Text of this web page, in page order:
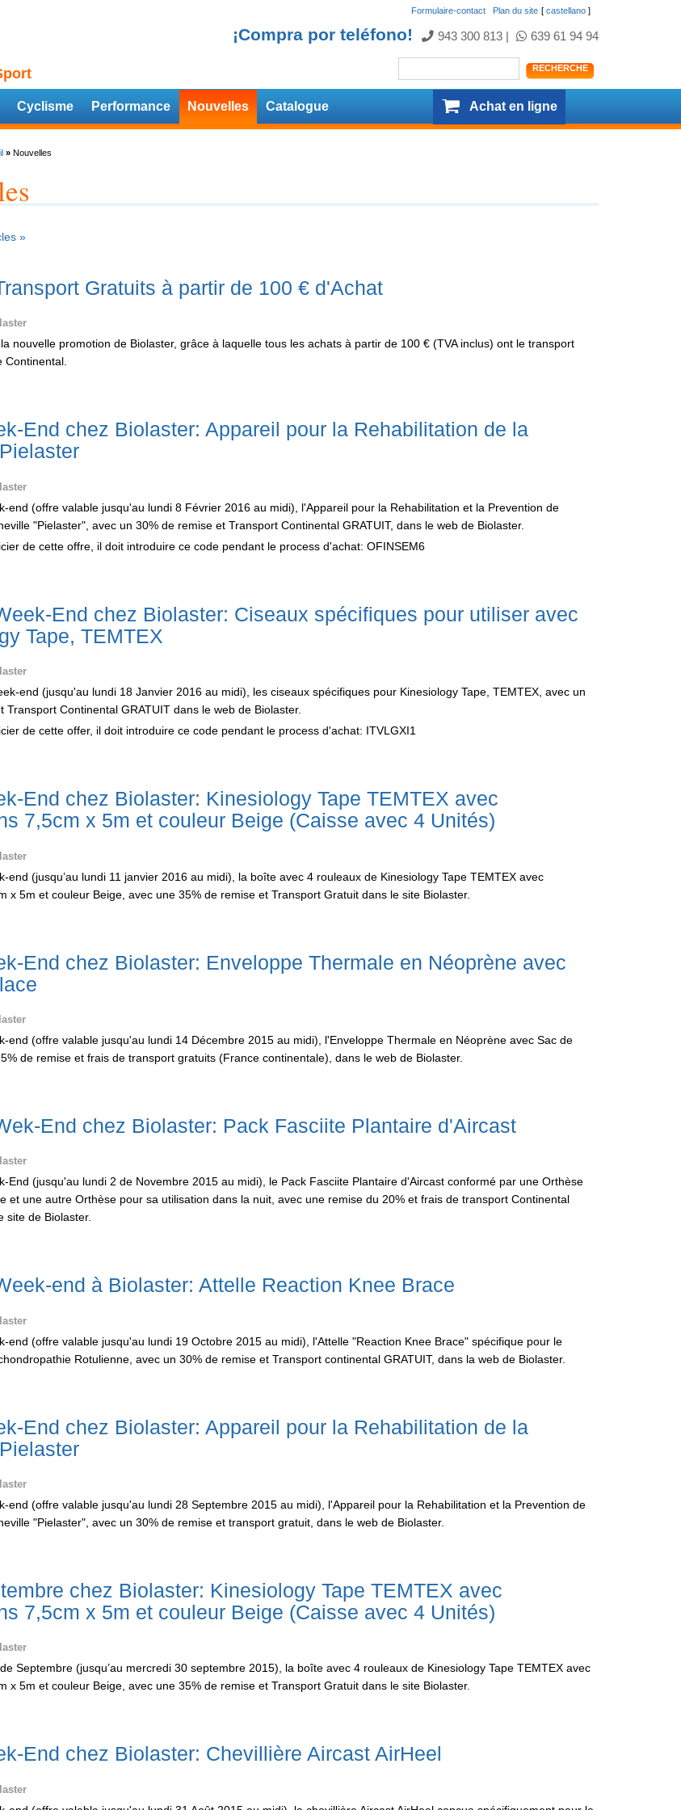
[ castellano ]
Formulaire-contact Plan du site
¡Compra por teléfono! 943 300 813 639 61 94 94
Cyclisme Performance Nouvelles Catalogue Achat en ligne
»Nouvelles
»
Gratuits à partir de 100 € d'Achat
nouvelle promotion de Biolaster, grâce à laquelle tous les achats à partir de 100 € (TVA inclus) ont le transport
Continental.
End chez Biolaster: Appareil pour la Rehabilitation de la
end (offre valable jusqu'au lundi 8 Février 2016 au midi), l'Appareil pour la Rehabilitation et la Prevention de
"Pielaster", avec un 30% de remise et Transport Continental GRATUIT, dans le web de Biolaster.
de cette offre, il doit introduire ce code pendant le process d'achat: OFINSEM6
End chez Biolaster: Ciseaux spécifiques pour utiliser avec
Tape, TEMTEX
end (jusqu'au lundi 18 Janvier 2016 au midi), les ciseaux spécifiques pour Kinesiology Tape, TEMTEX, avec un
Transport Continental GRATUIT dans le web de Biolaster.
de cette offer, il doit introduire ce code pendant le process d'achat: ITVLGXI1
End chez Biolaster: Kinesiology Tape TEMTEX avec
7,5cm x 5m et couleur Beige (Caisse avec 4 Unités)
end (jusqu’au lundi 11 janvier 2016 au midi), la boîte avec 4 rouleaux de Kinesiology Tape TEMTEX avec
x 5m et couleur Beige, avec une 35% de remise et Transport Gratuit dans le site Biolaster.
End chez Biolaster: Enveloppe Thermale en Néoprène avec
end (offre valable jusqu'au lundi 14 Décembre 2015 au midi), l'Enveloppe Thermale en Néoprène avec Sac de
de remise et frais de transport gratuits (France continentale), dans le web de Biolaster.
End chez Biolaster: Pack Fasciite Plantaire d'Aircast
End (jusqu'au lundi 2 de Novembre 2015 au midi), le Pack Fasciite Plantaire d'Aircast conformé par une Orthèse
et une autre Orthèse pour sa utilisation dans la nuit, avec une remise du 20% et frais de transport Continental
site de Biolaster.
end à Biolaster: Attelle Reaction Knee Brace
end (offre valable jusqu'au lundi 19 Octobre 2015 au midi), l'Attelle "Reaction Knee Brace" spécifique pour le
Rotulienne, avec un 30% de remise et Transport continental GRATUIT, dans la web de Biolaster.
End chez Biolaster: Appareil pour la Rehabilitation de la
end (offre valable jusqu'au lundi 28 Septembre 2015 au midi), l'Appareil pour la Rehabilitation et la Prevention de
"Pielaster", avec un 30% de remise et transport gratuit, dans le web de Biolaster.
chez Biolaster: Kinesiology Tape TEMTEX avec
7,5cm x 5m et couleur Beige (Caisse avec 4 Unités)
Septembre (jusqu’au mercredi 30 septembre 2015), la boîte avec 4 rouleaux de Kinesiology Tape TEMTEX avec
x 5m et couleur Beige, avec une 35% de remise et Transport Gratuit dans le site Biolaster.
End chez Biolaster: Chevillière Aircast AirHeel